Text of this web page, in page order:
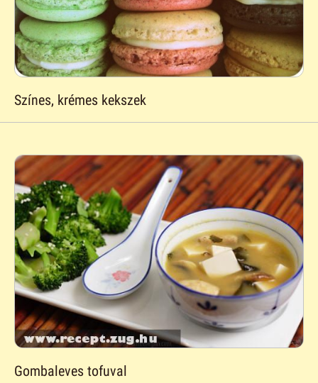
Színes, krémes kekszek
Gombaleves tofuval